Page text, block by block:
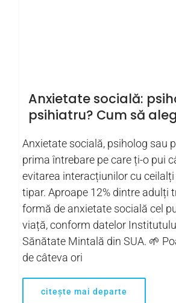
Anxietate socială:
psihiatru? Cum să
Anxietate socială, psiholog sau
prima întrebare pe care ți-o pui
evitarea interacțiunilor cu ceilalți
tipar. Aproape 12% dintre adulți
formă de anxietate socială cel
viață, conform datelor
Sănătate Mintală din SUA. 🌱
de câteva ori
citește mai departe